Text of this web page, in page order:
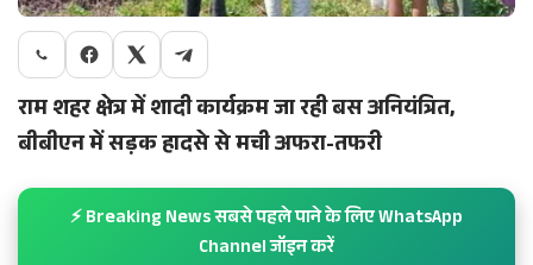
राम शहर क्षेत्र में शादी कार्यक्रम जा रही बस अनियंत्रित,
बीबीएन में सड़क हादसे से मची अफरा-तफरी
⚡ Breaking News सबसे पहले पाने के लिए WhatsApp
Channel जॉइन करें